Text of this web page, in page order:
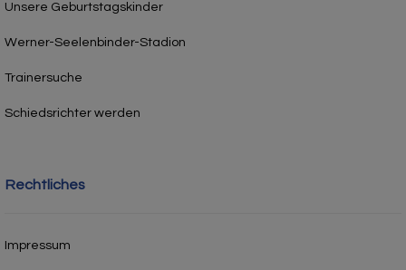
Unsere Geburtstagskinder
Werner-Seelenbinder-Stadion
Trainersuche
Schiedsrichter werden
Rechtliches
Impressum